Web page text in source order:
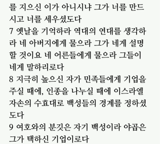
를 지으신 이가 아니시냐 그가 너를 만드
시고 너를 세우셨도다
7 옛날을 기억하라 역대의 연대를 생각하
라 네 아버지에게 물으라 그가 네게 설명
할 것이요 네 어른들에게 물으라 그들이
네게 말하리로다
8 지극히 높으신 자가 민족들에게 기업을
주실 때에, 인종을 나누실 때에 이스라엘
자손의 수효대로 백성들의 경계를 정하셨
도다
9 여호와의 분깃은 자기 백성이라 야곱은
그가 택하신 기업이로다